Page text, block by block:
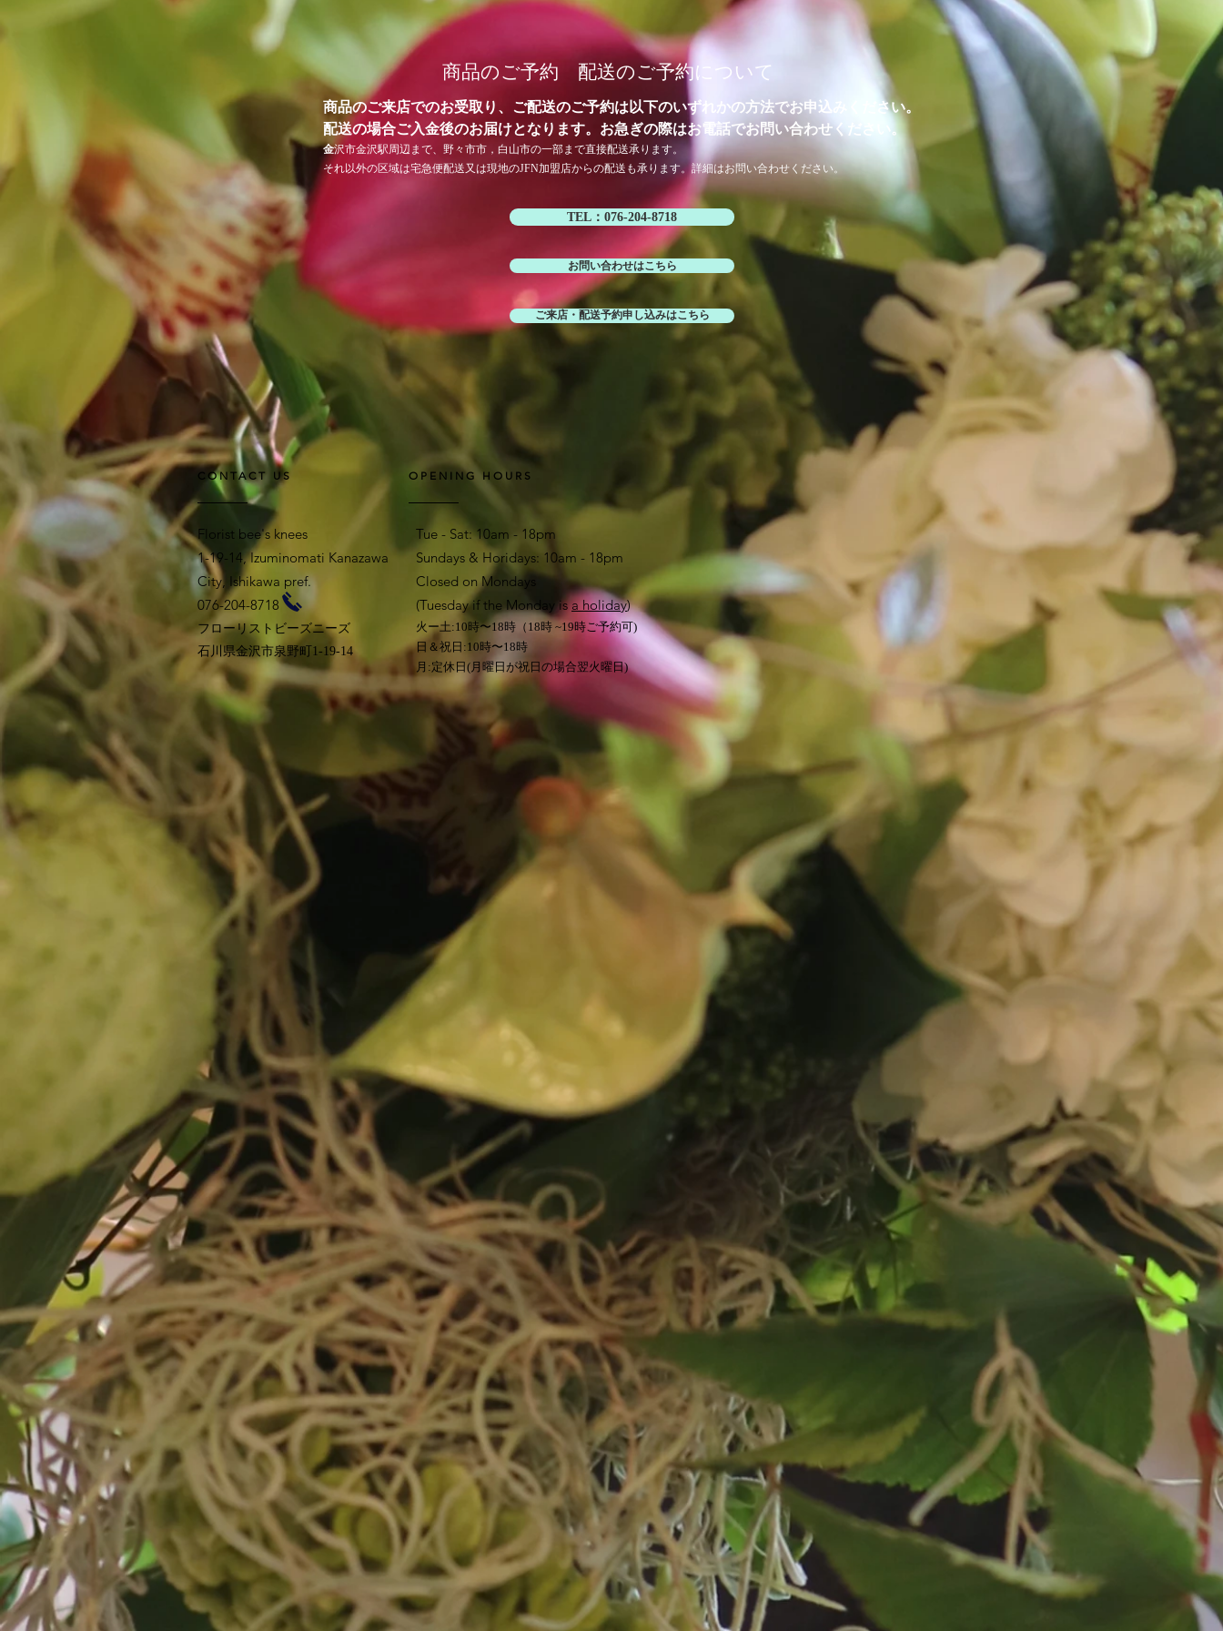
商品のご予約 配送のご予約について
商品のご来店でのお受取り、ご配送のご予約は以下のいずれかの方法でお申込みください。
​配送の場合ご入金後のお届けとなります。お急ぎの際はお電話でお問い合わせください。
金沢市金沢駅周辺まで、野々市市，白山市の一部まで直接配送承ります。
それ以外の区域は宅急便配送又は現地のJFN加盟店からの配送も承ります。詳細はお問い合わせください。
TEL：076-204-8718
お問い合わせはこちら
ご来店・配送予約申し込みはこちら
CONTACT US
Florist bee's knees
1-19-14, Izuminomati Kanazawa
City, Ishikawa pref.
076-204-8718
フローリストビーズニーズ
石川県金沢市泉野町1-19-14
OPENING HOURS
Tue - Sat: 10am - 18pm
​​Sundays & Horidays: 10am - 18pm
Closed on Mondays
(Tuesday if the Monday isaholiday)
火ー土:10時〜18時（18時 ~19時ご予約可)
日＆祝日:10時〜18時
月:定休日(月曜日が祝日の場合翌火曜日)